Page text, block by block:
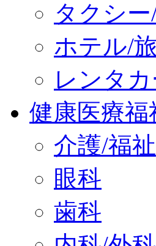
タクシ
ホテル/
レンタカ
健康医療福
介護/福祉
眼科
歯科